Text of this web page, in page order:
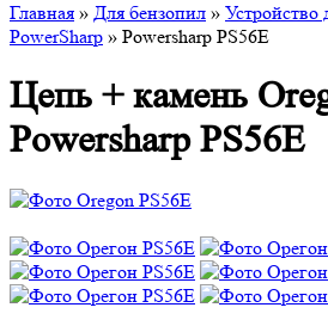
Главная » Для бензопил » Устройство
PowerSharp » Powersharp PS56E
Цепь + камень
Powersharp PS56E